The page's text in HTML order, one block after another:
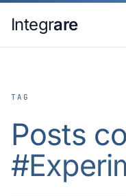
Integrare
TAG
Posts
#